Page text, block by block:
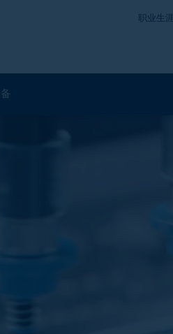
职业生涯